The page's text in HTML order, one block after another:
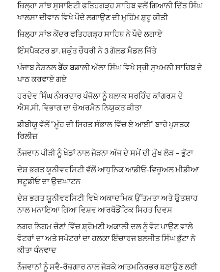
ਜ਼ਿਲ੍ਹਾ ਸਾਂਝ ਸੁਸਾਇਟੀ ਫਤਿਹਗੜ੍ਹ ਸਾਹਿਬ ਵਲੋਂ ਗਿਆਨੀ ਦਿੱਤ ਸਿੰਘ
ਖਾਲਸਾ ਦੀਵਾਨ ਵਿਖੇ ਪੌਦੇ ਲਗਾਉਣ ਦੀ ਮੁਹਿੰਮ ਸ਼ੁਰੂ ਕੀਤੀ
ਜ਼ਿਲ੍ਹਾ ਸਾਂਝ ਕੇਂਦਰ ਫਤਿਹਗੜ੍ਹ ਸਾਹਿਬ ਨੇ ਪੌਦੇ ਲਗਾਏ
ਇੰਸਪੈਕਟਰ ਡਾ. ਸ਼ਕੁੰਤ ਚੌਧਰੀ ਨੇ 3 ਗੋਲਡ ਮੈਡਲ ਜਿੱਤੇ
ਪੰਜਾਬ ਨੈਸ਼ਨਲ ਬੈਂਕ ਬਡਾਲੀ ਅੱਲਾ ਸਿੰਘ ਵਿਖੇ ਸ੍ਰੀ ਸੁਖਮਨੀ ਸਾਹਿਬ ਦੇ
ਪਾਠ ਕਰਵਾਏ ਗਏ
ਹਰਦੇਵ ਸਿੰਘ ਨੰਬਰਦਾਰ ਪੰਜੋਲਾ ਨੂੰ ਬਲਾਕ ਸਰਹਿੰਦ ਕਾਂਗਰਸ ਦੇ
ਐਸ.ਸੀ. ਵਿਭਾਗ ਦਾ ਚੇਅਰਮੈਨ ਨਿਯੁਕਤ ਕੀਤਾ
ਡੀਬੀਯੂ ਵੱਲੋਂ “ਮੂੰਹ ਦੀ ਸਿਹਤ ਸੰਭਾਲ ਵਿੱਚ ਏ ਆਈ” ਬਾਰੇ ਪੁਸਤਕ
ਰਿਲੀਜ਼
ਨੌਜਵਾਨ ਪੀੜੀ ਨੂੰ ਖੇਡਾਂ ਨਾਲ ਜੋੜਨਾ ਅੱਜ ਦੇ ਸਮੇਂ ਦੀ ਮੁੱਖ ਲੋੜ – ਭੁੱਟਾ
ਦੇਸ਼ ਭਗਤ ਯੂਨੀਵਰਸਿਟੀ ਵੱਲੋਂ ਆਧੁਨਿਕ ਆਡੀਓ-ਵਿਜ਼ੂਅਲ ਮੀਡੀਆ
ਸਟੂਡੀਓ ਦਾ ਉਦਘਾਟਨ
ਦੇਸ਼ ਭਗਤ ਯੂਨੀਵਰਸਿਟੀ ਵਿਖੇ ਅਕਾਦਮਿਕ ਉੱਤਮਤਾ ਅਤੇ ਉਤਸ਼ਾਹ
ਨਾਲ ਮਨਾਇਆ ਗਿਆ ਵਿਸ਼ਵ ਆਰਥੋਡੌਂਟਿਕ ਸਿਹਤ ਦਿਵਸ
ਨਗਰ ਨਿਗਮ ਚੋਣਾਂ ਵਿੱਚ ਸ਼੍ਰੋਮਣੀ ਅਕਾਲੀ ਦਲ ਨੂੰ ਵੋਟ ਪਾਉਣ ਵਾਲੇ
ਵੋਟਰਾਂ ਦਾ ਅਤੇ ਸਪੋਟਰਾਂ ਦਾ ਹਲਕਾ ਇੰਚਾਰਜ ਬਲਜੀਤ ਸਿੰਘ ਭੁੱਟਾ ਨੇ
ਕੀਤਾ ਧੰਨਵਾਦ
ਨੌਜਵਾਨਾਂ ਨੂੰ ਸਵੈ-ਰੋਜ਼ਗਾਰ ਨਾਲ ਜੋੜਕੇ ਆਤਮਨਿਰਭਰ ਬਣਾਉਣ ਲਈ